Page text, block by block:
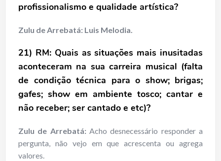
profissionalismo e qualidade artística?
Zulu de Arrebatá: Luis Melodia.
21) RM: Quais as situações mais inusitadas
aconteceram na sua carreira musical (falta
de condição técnica para o show; brigas;
gafes; show em ambiente tosco; cantar e
não receber; ser cantado e etc)?
Zulu de Arrebatá: Acho desnecessário responder a
pergunta, não vejo em que acrescenta ou agrega
valores.